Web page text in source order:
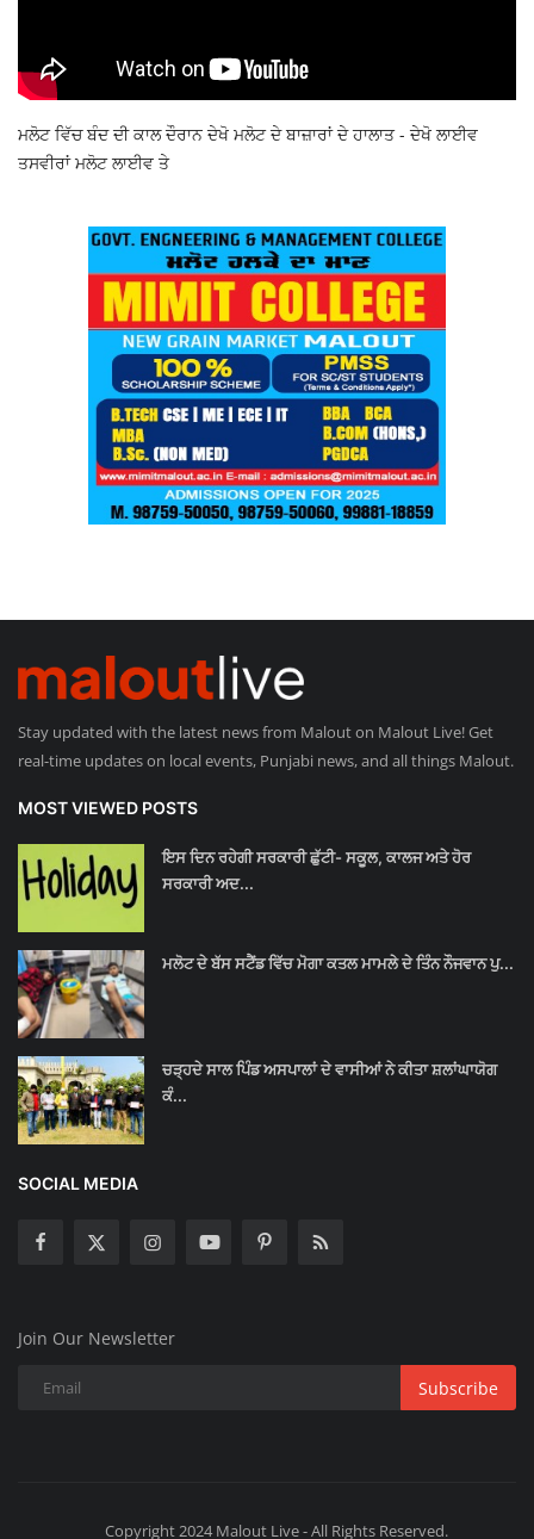
ਮਲੋਟ ਵਿੱਚ ਬੰਦ ਦੀ ਕਾਲ ਦੌਰਾਨ ਦੇਖੋ ਮਲੋਟ ਦੇ ਬਾਜ਼ਾਰਾਂ ਦੇ ਹਾਲਾਤ - ਦੇਖੋ ਲਾਈਵ
ਤਸਵੀਰਾਂ ਮਲੋਟ ਲਾਈਵ ਤੇ
Stay updated with the latest news from Malout on Malout Live! Get
real-time updates on local events, Punjabi news, and all things Malout.
MOST VIEWED POSTS
ਇਸ ਦਿਨ ਰਹੇਗੀ ਸਰਕਾਰੀ ਛੁੱਟੀ- ਸਕੂਲ, ਕਾਲਜ ਅਤੇ ਹੋਰ
ਸਰਕਾਰੀ ਅਦ...
ਮਲੋਟ ਦੇ ਬੱਸ ਸਟੈਂਡ ਵਿੱਚ ਮੋਗਾ ਕਤਲ ਮਾਮਲੇ ਦੇ ਤਿੰਨ ਨੌਜਵਾਨ ਪੁ...
ਚੜ੍ਹਦੇ ਸਾਲ ਪਿੰਡ ਅਸਪਾਲਾਂ ਦੇ ਵਾਸੀਆਂ ਨੇ ਕੀਤਾ ਸ਼ਲਾਂਘਾਯੋਗ
ਕੰ...
SOCIAL MEDIA
Join Our Newsletter
Subscribe
Copyright 2024 Malout Live - All Rights Reserved.